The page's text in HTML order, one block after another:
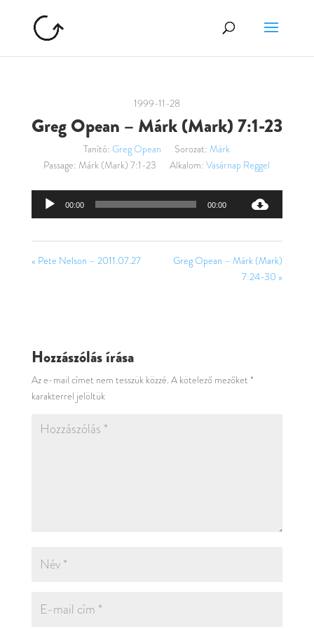
1999-11-28
Greg Opean – Márk (Mark) 7:1-23
Tanító: Greg Opean Sorozat: Márk
Passage: Márk (Mark) 7:1-23 Alkalom: Vasárnap Reggel
Audió
00:00 00:00
« Pete Nelson – 2011.07.27
Greg Opean – Márk (Mark)
7:24-30 »
Hozzászólás írása
Az e-mail címet nem tesszük közzé. A kötelező mezőket *
karakterrel jelöltük